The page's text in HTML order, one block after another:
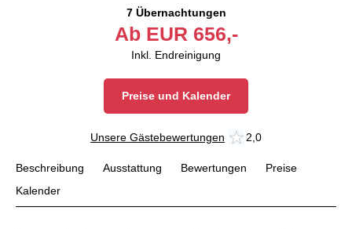
7 Übernachtungen
Ab EUR 656,-
Inkl. Endreinigung
Preise und Kalender
Unsere Gästebewertungen 2,0
Beschreibung Ausstattung Bewertungen
Preise
Kalender